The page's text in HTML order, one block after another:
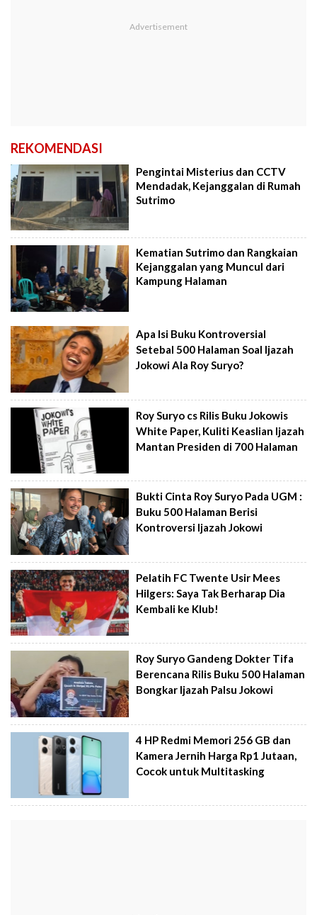
REKOMENDASI
Pengintai Misterius dan CCTV
Mendadak, Kejanggalan di Rumah
Sutrimo
Kematian Sutrimo dan Rangkaian
Kejanggalan yang Muncul dari
Kampung Halaman
Apa Isi Buku Kontroversial
Setebal 500 Halaman Soal Ijazah
Jokowi Ala Roy Suryo?
Roy Suryo cs Rilis Buku Jokowis
White Paper, Kuliti Keaslian Ijazah
Mantan Presiden di 700 Halaman
Bukti Cinta Roy Suryo Pada UGM :
Buku 500 Halaman Berisi
Kontroversi Ijazah Jokowi
Pelatih FC Twente Usir Mees
Hilgers: Saya Tak Berharap Dia
Kembali ke Klub!
Roy Suryo Gandeng Dokter Tifa
Berencana Rilis Buku 500 Halaman
Bongkar Ijazah Palsu Jokowi
4 HP Redmi Memori 256 GB dan
Kamera Jernih Harga Rp1 Jutaan,
Cocok untuk Multitasking